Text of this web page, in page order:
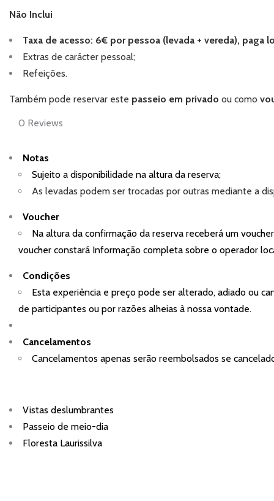
Não Inclui
Taxa de acesso: 6€ por pessoa (levada + vereda), paga
Extras de carácter pessoal;
Refeições.
Também pode reservar este passeio em privado ou como
0 Reviews
Notas
Sujeito a disponibilidade na altura da reserva;
As levadas podem ser trocadas por outras mediante a
Voucher
Na altura da confirmação da reserva receberá um
voucher constará Informação completa sobre o operador
Condições
Esta experiência e preço pode ser alterado, adiado ou
de participantes ou por razões alheias à nossa vontade.
Cancelamentos
Cancelamentos apenas serão reembolsados se
Vistas deslumbrantes
Passeio de meio-dia
Floresta Laurissilva